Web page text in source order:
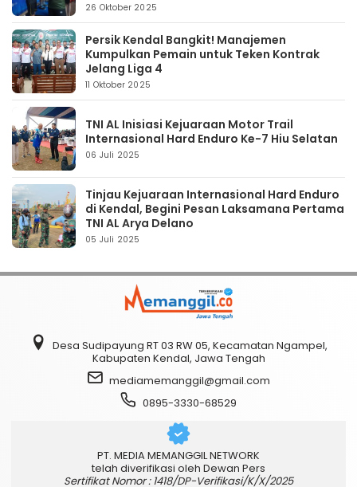
26 Oktober 2025
Persik Kendal Bangkit! Manajemen
Kumpulkan Pemain untuk Teken Kontrak
Jelang Liga 4
11 Oktober 2025
TNI AL Inisiasi Kejuaraan Motor Trail
Internasional Hard Enduro Ke-7 Hiu Selatan
06 Juli 2025
Tinjau Kejuaraan Internasional Hard Enduro
di Kendal, Begini Pesan Laksamana Pertama
TNI AL Arya Delano
05 Juli 2025
Desa Sudipayung RT 03 RW 05, Kecamatan Ngampel,
Kabupaten Kendal, Jawa Tengah
mediamemanggil@gmail.com
0895-3330-68529
PT. MEDIA MEMANGGIL NETWORK
telah diverifikasi oleh Dewan Pers
Sertifikat Nomor : 1418/DP-Verifikasi/K/X/2025